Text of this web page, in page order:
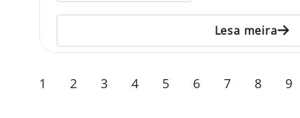
Lesa meira
1 2 3 4 5 6 7 8 9